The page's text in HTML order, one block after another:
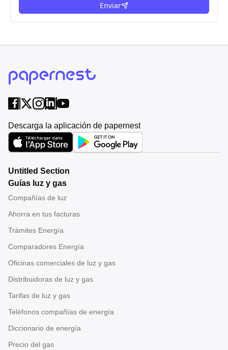
Enviar
Descarga la aplicación de papernest
Untitled Section
Guías luz y gas
Compañías de luz
Ahorra en tus facturas
Trámites Energía
Comparadores Energía
Oficinas comerciales de luz y gas
Distribuidoras de luz y gas
Tarifas de luz y gas
Teléfonos compañías de energía
Diccionario de energía
Precio del gas